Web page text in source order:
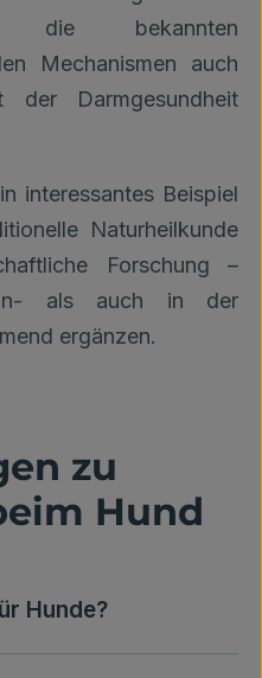
die bekannten
Mechanismen auch
der Darmgesundheit
interessantes Beispiel
Naturheilkunde
Forschung –
als auch in der
ergänzen.
zu
Hund
Hunde?